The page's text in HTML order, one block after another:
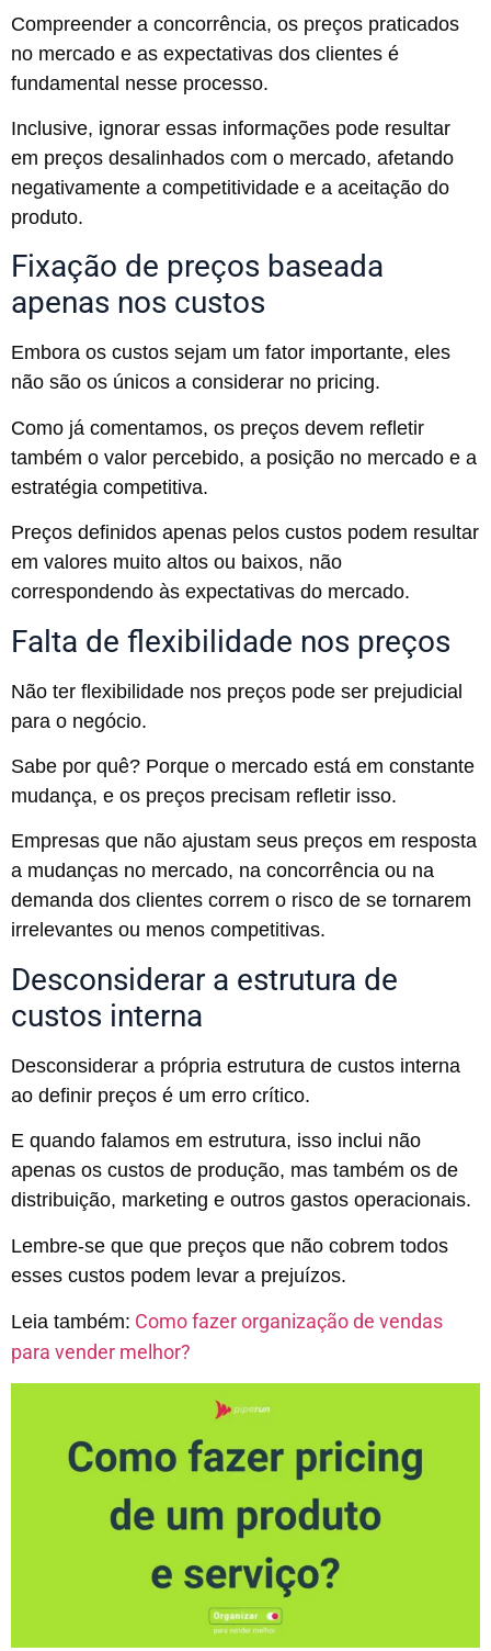
Compreender a concorrência, os preços praticados
no mercado e as expectativas dos clientes é
fundamental nesse processo.
Inclusive, ignorar essas informações pode resultar
em preços desalinhados com o mercado, afetando
negativamente a competitividade e a aceitação do
produto.
Fixação de preços baseada
apenas nos custos
Embora os custos sejam um fator importante, eles
não são os únicos a considerar no pricing.
Como já comentamos, os preços devem refletir
também o valor percebido, a posição no mercado e a
estratégia competitiva.
Preços definidos apenas pelos custos podem resultar
em valores muito altos ou baixos, não
correspondendo às expectativas do mercado.
Falta de flexibilidade nos preços
Não ter flexibilidade nos preços pode ser prejudicial
para o negócio.
Sabe por quê? Porque o mercado está em constante
mudança, e os preços precisam refletir isso.
Empresas que não ajustam seus preços em resposta
a mudanças no mercado, na concorrência ou na
demanda dos clientes correm o risco de se tornarem
irrelevantes ou menos competitivas.
Desconsiderar a estrutura de
custos interna
Desconsiderar a própria estrutura de custos interna
ao definir preços é um erro crítico.
E quando falamos em estrutura, isso inclui não
apenas os custos de produção, mas também os de
distribuição, marketing e outros gastos operacionais.
Lembre-se que que preços que não cobrem todos
esses custos podem levar a prejuízos.
Leia também: Como fazer organização de vendas
para vender melhor?